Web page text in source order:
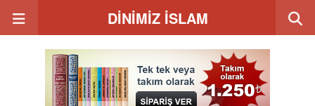
DİNİMİZ İSLAM